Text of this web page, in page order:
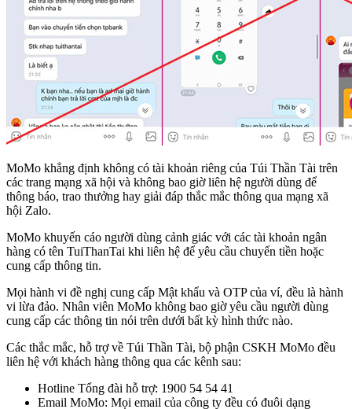
MoMo khẳng định không có tài khoản riêng của Túi Thần Tài trên
các trang mạng xã hội và không bao giờ liên hệ người dùng để
thông báo, trao thưởng hay giải đáp thắc mắc thông qua mạng xã
hội Zalo.
MoMo khuyến cáo người dùng cảnh giác với các tài khoản ngân
hàng có tên TuiThanTai khi liên hệ để yêu cầu chuyển tiền hoặc
cung cấp thông tin.
Mọi hành vi đề nghị cung cấp Mật khẩu và OTP của ví, đều là hành
vi lừa đảo. Nhân viên MoMo không bao giờ yêu cầu người dùng
cung cấp các thông tin nói trên dưới bất kỳ hình thức nào.
Các thắc mắc, hỗ trợ về Túi Thần Tài, bộ phận CSKH MoMo đều
liên hệ với khách hàng thông qua các kênh sau:
Hotline Tổng đài hỗ trợ: 1900 54 54 41
Email MoMo: Mọi email của công ty đều có đuôi dạng